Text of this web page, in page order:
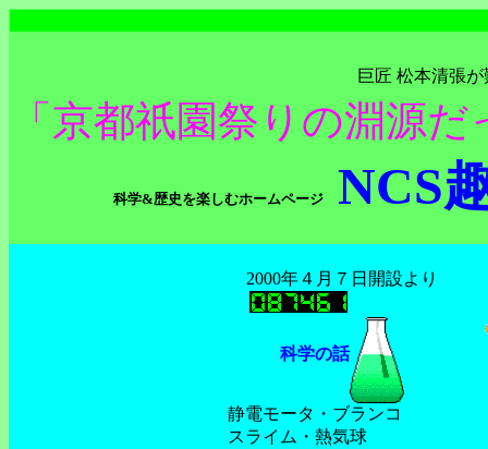
巨匠 松本清張
「京都祇園祭りの淵源だ
科学&歴史を楽しむホームページ NCS
2000年４月７日開設より
科学の話
静電モータ・ブランコ
スライム・熱気球